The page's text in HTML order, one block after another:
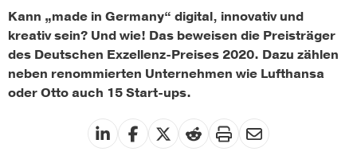
Kann „made in Germany“ digital, innovativ und
kreativ sein? Und wie! Das beweisen die Preisträger
des Deutschen Exzellenz-Preises 2020. Dazu zählen
neben renommierten Unternehmen wie Lufthansa
oder Otto auch 15 Start-ups.